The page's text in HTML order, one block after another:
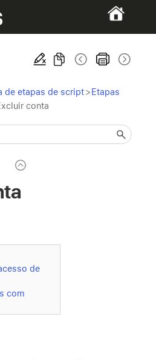
de etapas de script >Etapas
conta
de
com